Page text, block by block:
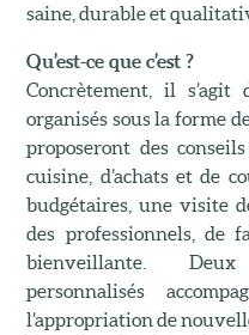
saine, durable et
Qu’est-ce que c’est ?
Concrètement, il s’agit
organisés sous la forme
proposeront des
cuisine, d’achats et de
budgétaires, une visite
des professionnels, de
bienveillante.
personnalisés
l’appropriation de